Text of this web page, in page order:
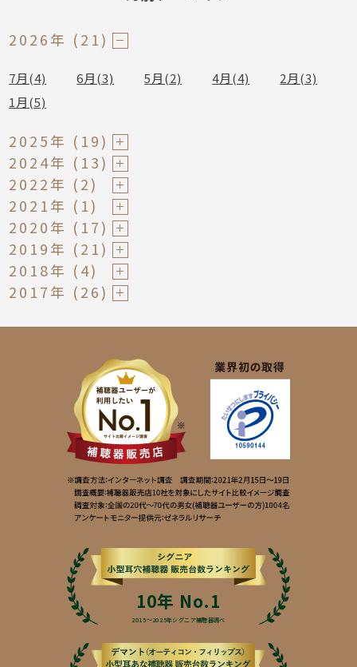
2026年 (21)
7月(4) 6月(3) 5月(2) 4月(4)
2月(3)
1月(5)
2025年 (19)
2024年 (13)
2022年 (2)
2021年 (1)
2020年 (17)
2019年 (21)
2018年 (4)
2017年 (26)
10年 No.1
2015〜2025年シグニア補聴器調べ